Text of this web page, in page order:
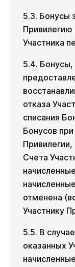
5.3. Бонусы
Привилегию
Участника
5.4. Бонусы,
отказа
списания
Бонусов
Счета
отменена
Участнику
5.5. В
оказанных